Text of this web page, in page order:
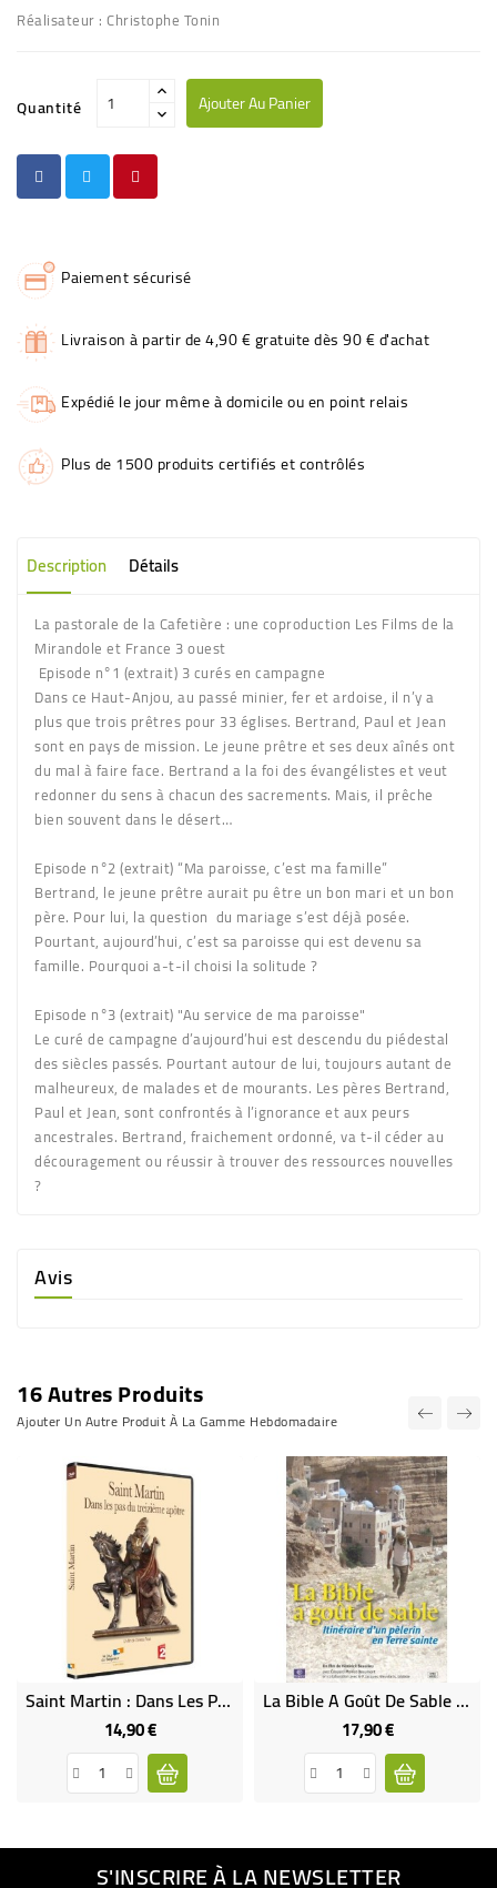
Réalisateur : Christophe Tonin
Quantité Ajouter Au Panier
Paiement sécurisé
Livraison à partir de 4,90 € gratuite dès 90 € d'achat
Expédié le jour même à domicile ou en point relais
Plus de 1500 produits certifiés et contrôlés
Description Détails
La pastorale de la Cafetière : une coproduction Les Films de la
Mirandole et France 3 ouest
Episode n°1 (extrait) 3 curés en campagne
Dans ce Haut-Anjou, au passé minier, fer et ardoise, il n’y a
plus que trois prêtres pour 33 églises. Bertrand, Paul et Jean
sont en pays de mission. Le jeune prêtre et ses deux aînés ont
du mal à faire face. Bertrand a la foi des évangélistes et veut
redonner du sens à chacun des sacrements. Mais, il prêche
bien souvent dans le désert…
Episode n°2 (extrait) “Ma paroisse, c’est ma famille”
Bertrand, le jeune prêtre aurait pu être un bon mari et un bon
père. Pour lui, la question du mariage s’est déjà posée.
Pourtant, aujourd’hui, c’est sa paroisse qui est devenu sa
famille. Pourquoi a-t-il choisi la solitude ?
Episode n°3 (extrait) "Au service de ma paroisse"
Le curé de campagne d’aujourd’hui est descendu du piédestal
des siècles passés. Pourtant autour de lui, toujours autant de
malheureux, de malades et de mourants. Les pères Bertrand,
Paul et Jean, sont confrontés à l’ignorance et aux peurs
ancestrales. Bertrand, fraichement ordonné, va t-il céder au
découragement ou réussir à trouver des ressources nouvelles
?
Avis
16 Autres Produits
Ajouter Un Autre Produit À La Gamme Hebdomadaire
Saint Martin : Dans Les Pas Du Treizième Apôtre
14,90 €Prix
La Bible A Goût De Sable DVD (neuf)
17,90 €Prix
S'INSCRIRE À LA NEWSLETTER